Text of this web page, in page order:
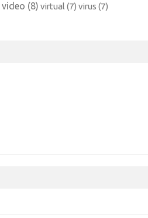
video (8) virtual (7) virus (7)